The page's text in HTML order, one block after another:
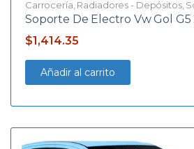
Carrocería,Radiadores - Depósitos,
Soporte De Electro Vw Gol G5
$1,414.35
Añadir al carrito